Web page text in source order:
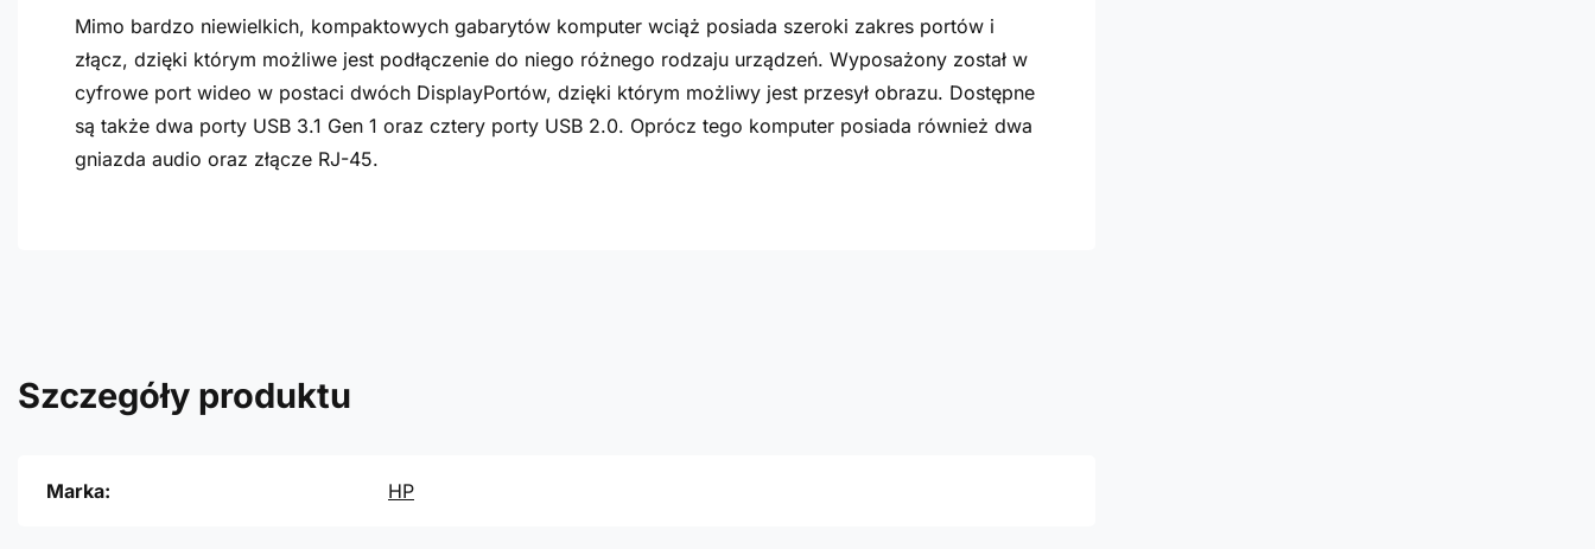
Mimo bardzo niewielkich, kompaktowych gabarytów komputer wciąż posiada szeroki zakres portów i
złącz, dzięki którym możliwe jest podłączenie do niego różnego rodzaju urządzeń. Wyposażony został w
cyfrowe port wideo w postaci dwóch DisplayPortów, dzięki którym możliwy jest przesył obrazu. Dostępne
są także dwa porty USB 3.1 Gen 1 oraz cztery porty USB 2.0. Oprócz tego komputer posiada również dwa
gniazda audio oraz złącze RJ-45.
Szczegóły produktu
Marka: HP